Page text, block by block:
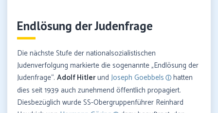
Endlösung der Judenfrage
Die nächste Stufe der nationalsozialistischen
Judenverfolgung markierte die sogenannte „Endlösung der
Judenfrage“. Adolf Hitlerund Joseph Goebbels
hatten
dies seit 1939 auch zunehmend öffentlich propagiert.
Diesbezüglich wurde SS-Obergruppenführer Reinhard